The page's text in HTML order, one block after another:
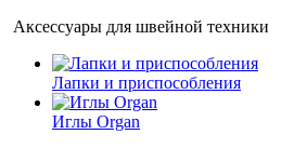
Аксессуары для швейной техники
Лапки и приспособления
Иглы Organ